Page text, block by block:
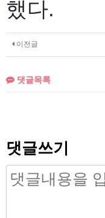
했다.
이전글
댓글목록
댓글쓰기